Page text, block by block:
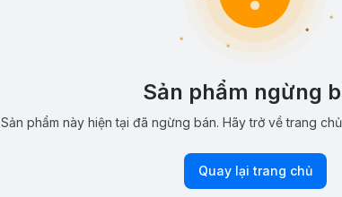
Sản phẩm ngừng
Sản phẩm này hiện tại đã ngừng bán. Hãy trở về trang
Quay lại trang chủ